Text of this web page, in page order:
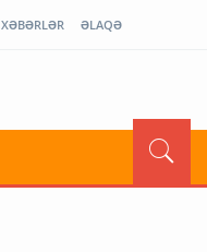
XƏBƏRLƏR ƏLAQƏ